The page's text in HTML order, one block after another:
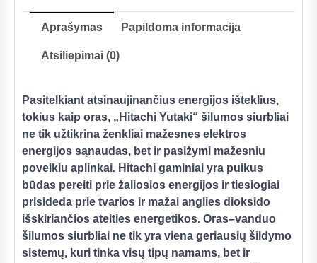
Aprašymas Papildoma informacija
Atsiliepimai (0)
Pasitelkiant atsinaujinančius energijos išteklius,
tokius kaip oras, „Hitachi Yutaki“ šilumos siurbliai
ne tik užtikrina ženkliai mažesnes elektros
energijos sąnaudas, bet ir pasižymi mažesniu
poveikiu aplinkai. Hitachi gaminiai yra puikus
būdas pereiti prie žaliosios energijos ir tiesiogiai
prisideda prie tvarios ir mažai anglies dioksido
išskiriančios ateities energetikos. Oras–vanduo
šilumos siurbliai ne tik yra viena geriausių šildymo
sistemų, kuri tinka visų tipų namams, bet ir